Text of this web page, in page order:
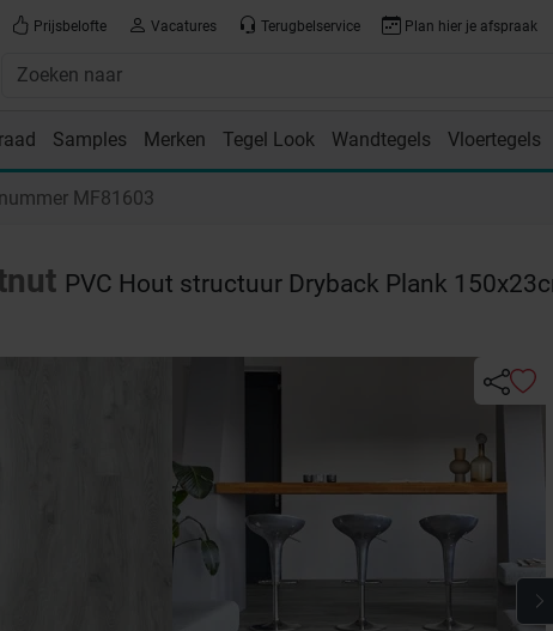
Prijsbelofte Vacatures Terugbelservice Plan hier je afspraak
Samples Merken Tegel Look Wandtegels Vloertegels
ShowroomMF81603
PVC Hout structuur Dryback Plank